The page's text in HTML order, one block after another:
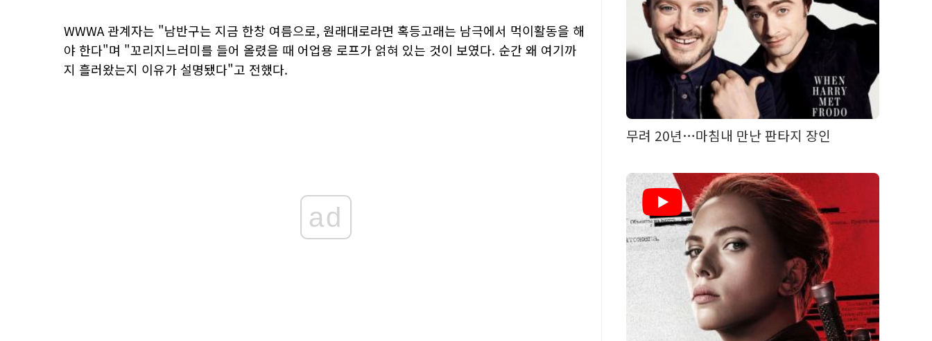
WWWA 관계자는 "남반구는 지금 한창 여름으로, 원래대로라면 혹등고래는 남극에서 먹이활동을 해
야 한다"며 "꼬리지느러미를 들어 올렸을 때 어업용 로프가 얽혀 있는 것이 보였다. 순간 왜 여기까
지 흘러왔는지 이유가 설명됐다"고 전했다.
ad
무려 20년…마침내 만난 판타지 장인